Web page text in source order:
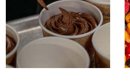
Glace
chocolat